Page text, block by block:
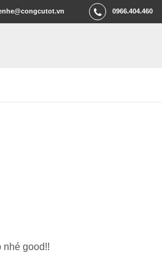
0966.404.460
nhé good!!